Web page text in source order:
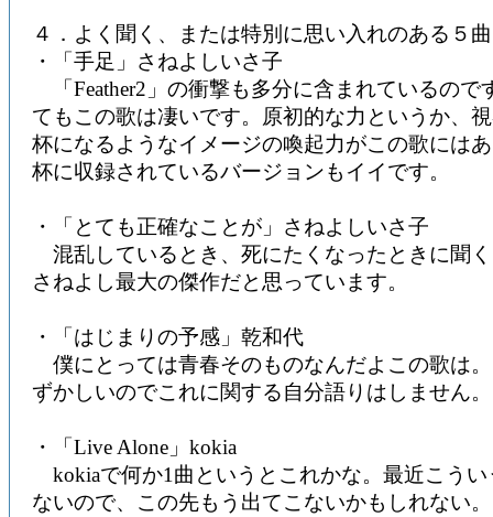
４．よく聞く、または特別に思い入れのある５曲
・「手足」さねよしいさ子
「Feather2」の衝撃も多分に含まれているので
てもこの歌は凄いです。原初的な力というか、
杯になるようなイメージの喚起力がこの歌には
杯に収録されているバージョンもイイです。
・「とても正確なことが」さねよしいさ子
混乱しているとき、死にたくなったときに聞
さねよし最大の傑作だと思っています。
・「はじまりの予感」乾和代
僕にとっては青春そのものなんだよこの歌は
ずかしいのでこれに関する自分語りはしません。
・「Live Alone」kokia
kokiaで何か1曲というとこれかな。最近こうい
ないので、この先もう出てこないかもしれない